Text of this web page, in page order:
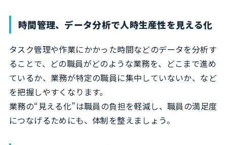
時間管理、データ分析で人時生産性を見える化
タスク管理や作業にかかった時間などのデータを分析す
ることで、どの職員がどのような業務を、どこまで進め
ているか、業務が特定の職員に集中していないか、など
を把握しやすくなります。
業務の“見える化”は職員の負担を軽減し、職員の満足度
につなげるためにも、体制を整えましょう。